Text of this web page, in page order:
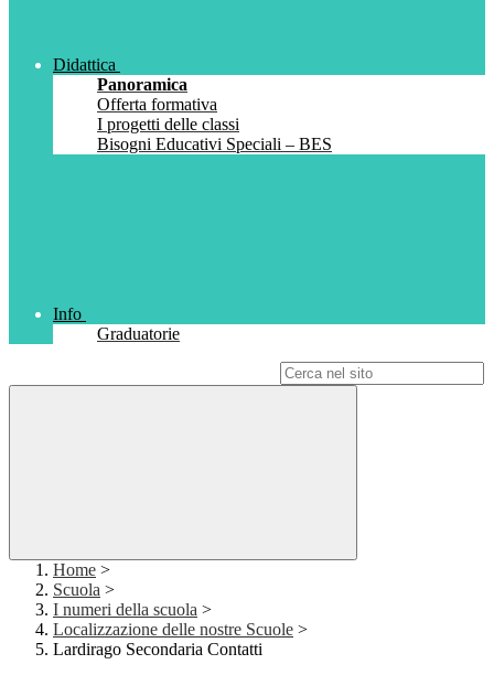
Didattica
Panoramica
Offerta formativa
I progetti delle classi
Bisogni Educativi Speciali – BES
Info
Graduatorie
Home >
Scuola >
I numeri della scuola >
Localizzazione delle nostre Scuole >
Lardirago Secondaria Contatti